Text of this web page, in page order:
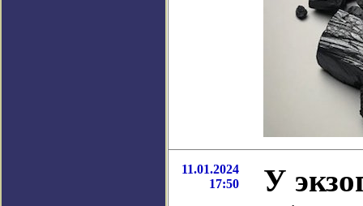
11.01.2024
17:50
У